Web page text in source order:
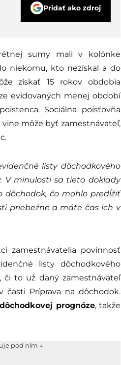
Pridať ako zdroj
sumy mali v kolónke
niekomu, kto nezískal a do
získať 15 rokov obdobia
evidovaných menej období
Sociálna poisťovňa
môže byť zamestnávateľ,
listy dôchodkového
V minulosti sa tieto doklady
dôchodok, čo mohlo predĺžiť
priebežne a máte čas ich v
zamestnávatelia povinnosť
listy dôchodkového
či to už daný zamestnávateľ
Príprava na dôchodok.
prognóze, takže
pod ním ↓